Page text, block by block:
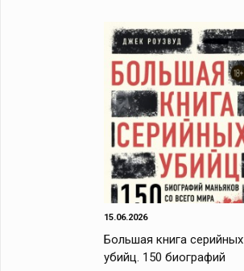
15.06.2026
Большая книга серийных
убийц. 150 биографий